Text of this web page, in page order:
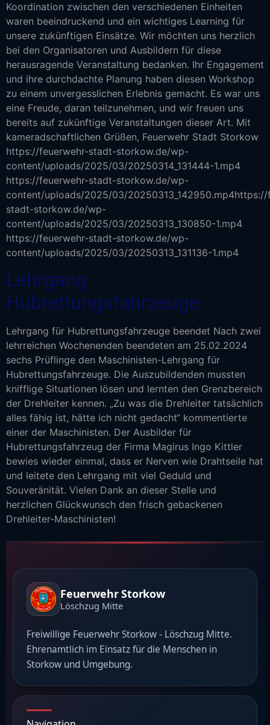
Koordination zwischen den verschiedenen Einheiten
waren beeindruckend und ein wichtiges Learning für
unsere zukünftigen Einsätze. Wir möchten uns herzlich
bei den Organisatoren und Ausbildern für diese
herausragende Veranstaltung bedanken. Ihr Engagement
und ihre durchdachte Planung haben diesen Workshop
zu einem unvergesslichen Erlebnis gemacht. Es war uns
eine Freude, daran teilzunehmen, und wir freuen uns
bereits auf zukünftige Veranstaltungen dieser Art. Mit
kameradschaftlichen Grüßen, Feuerwehr Stadt Storkow
https://feuerwehr-stadt-storkow.de/wp-
content/uploads/2025/03/20250314_131444-1.mp4
https://feuerwehr-stadt-storkow.de/wp-
content/uploads/2025/03/20250313_142950.mp4https://
stadt-storkow.de/wp-
content/uploads/2025/03/20250313_130850-1.mp4
https://feuerwehr-stadt-storkow.de/wp-
content/uploads/2025/03/20250313_131136-1.mp4
Lehrgang
Hubrettungsfahrzeuge
Lehrgang für Hubrettungsfahrzeuge beendet Nach zwei
lehrreichen Wochenenden beendeten am 25.02.2024
sechs Prüflinge den Maschinisten-Lehrgang für
Hubrettungsfahrzeuge. Die Auszubildenden mussten
knifflige Situationen lösen und lernten den Grenzbereich
der Drehleiter kennen. „Zu was die Drehleiter tatsächlich
alles fähig ist, hätte ich nicht gedacht“ kommentierte
einer der Maschinisten. Der Ausbilder für
Hubrettungsfahrzeug der Firma Magirus Ingo Kittler
bewies wieder einmal, dass er Nerven wie Drahtseile hat
und leitete den Lehrgang mit viel Geduld und
Souveränität. Vielen Dank an dieser Stelle und
herzlichen Glückwunsch den frisch gebackenen
Drehleiter-Maschinisten!
Feuerwehr Storkow
Löschzug Mitte
Freiwillige Feuerwehr Storkow - Löschzug Mitte.
Ehrenamtlich im Einsatz für die Menschen in
Storkow und Umgebung.